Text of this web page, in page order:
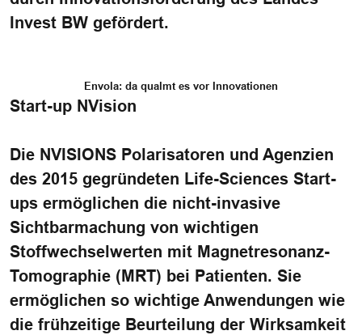
Invest BW gefördert.
Envola: da qualmt es vor Innovationen
Start-up NVision
Die NVISIONS Polarisatoren und Agenzien
des 2015 gegründeten Life-Sciences Start-
ups ermöglichen die nicht-invasive
Sichtbarmachung von wichtigen
Stoffwechselwerten mit Magnetresonanz-
Tomographie (MRT) bei Patienten. Sie
ermöglichen so wichtige Anwendungen wie
die frühzeitige Beurteilung der Wirksamkeit